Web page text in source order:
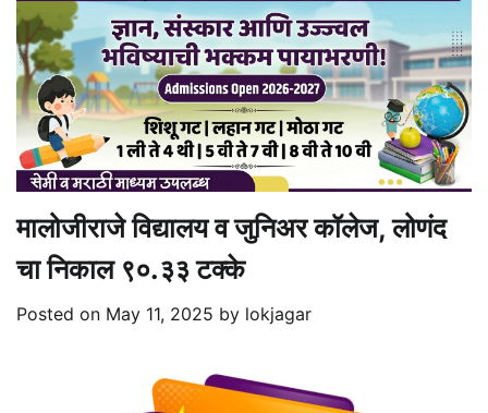
मालोजीराजे विद्यालय व जुनिअर कॉलेज, लोणंद
चा निकाल ९०.३३ टक्के
Posted on May 11, 2025 by lokjagar